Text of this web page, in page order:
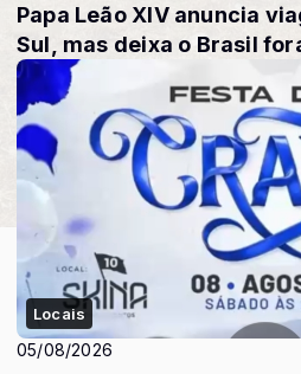
Papa Leão XIV anuncia
Sul, mas deixa o Brasil
Locais
05/08/2026